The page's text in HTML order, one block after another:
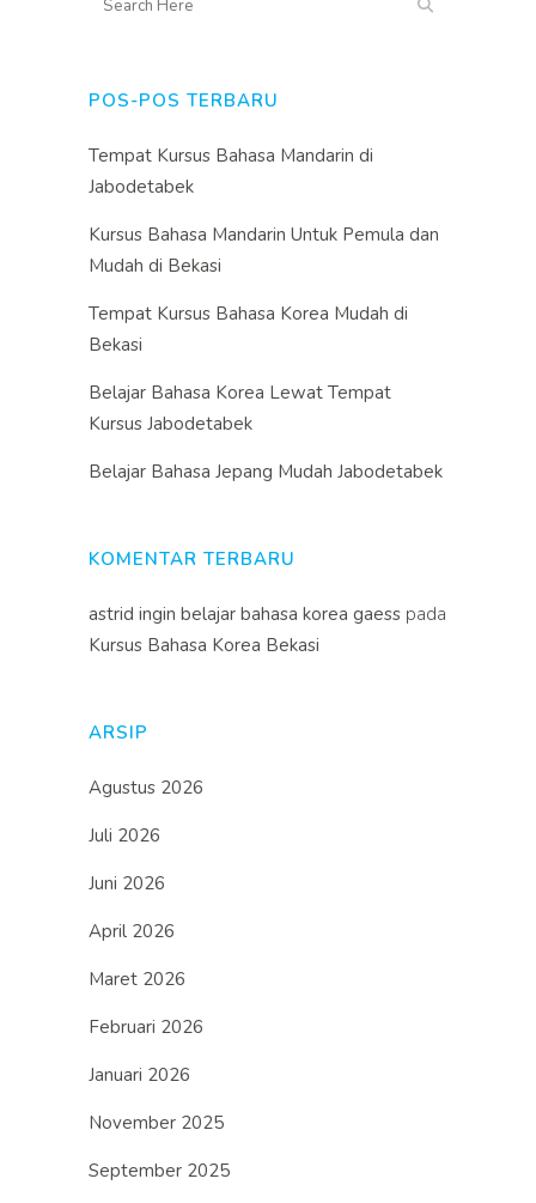
POS-POS TERBARU
Tempat Kursus Bahasa Mandarin di
Jabodetabek
Kursus Bahasa Mandarin Untuk Pemula dan
Mudah di Bekasi
Tempat Kursus Bahasa Korea Mudah di
Bekasi
Belajar Bahasa Korea Lewat Tempat
Kursus Jabodetabek
Belajar Bahasa Jepang Mudah Jabodetabek
KOMENTAR TERBARU
astrid ingin belajar bahasa korea gaess pada
Kursus Bahasa Korea Bekasi
ARSIP
Agustus 2026
Juli 2026
Juni 2026
April 2026
Maret 2026
Februari 2026
Januari 2026
November 2025
September 2025